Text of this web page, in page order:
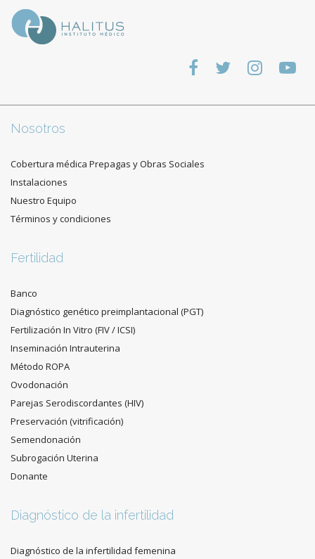
Nosotros
Cobertura médica Prepagas y Obras Sociales
Instalaciones
Nuestro Equipo
Términos y condiciones
Fertilidad
Banco
Diagnóstico genético preimplantacional (PGT)
Fertilización In Vitro (FIV / ICSI)
Inseminación Intrauterina
Método ROPA
Ovodonación
Parejas Serodiscordantes (HIV)
Preservación (vitrificación)
Semendonación
Subrogación Uterina
Donante
Diagnóstico de la infertilidad
Diagnóstico de la infertilidad femenina